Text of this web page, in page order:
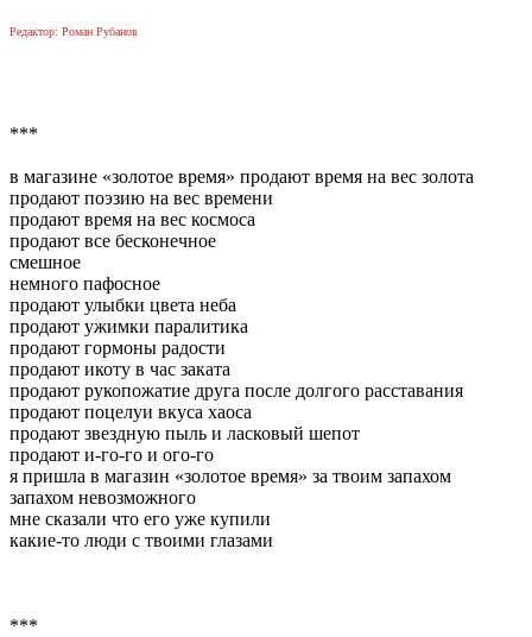
Редактор: Роман Рубанов
***
в магазине «золотое время» продают время на вес золота
продают поэзию на вес времени
продают время на вес космоса
продают все бесконечное
смешное
немного пафосное
продают улыбки цвета неба
продают ужимки паралитика
продают гормоны радости
продают икоту в час заката
продают рукопожатие друга после долгого расставания
продают поцелуи вкуса хаоса
продают звездную пыль и ласковый шепот
продают и-го-го и ого-го
я пришла в магазин «золотое время» за твоим запахом
запахом невозможного
мне сказали что его уже купили
какие-то люди с твоими глазами
***